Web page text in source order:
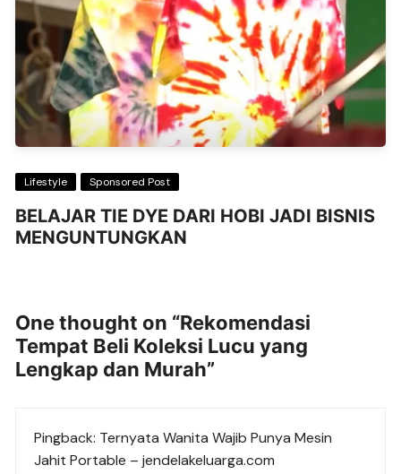
Lifestyle Sponsored Post
BELAJAR TIE DYE DARI HOBI JADI BISNIS
MENGUNTUNGKAN
One thought on “Rekomendasi
Tempat Beli Koleksi Lucu yang
Lengkap dan Murah”
Pingback: Ternyata Wanita Wajib Punya Mesin
Jahit Portable – jendelakeluarga.com